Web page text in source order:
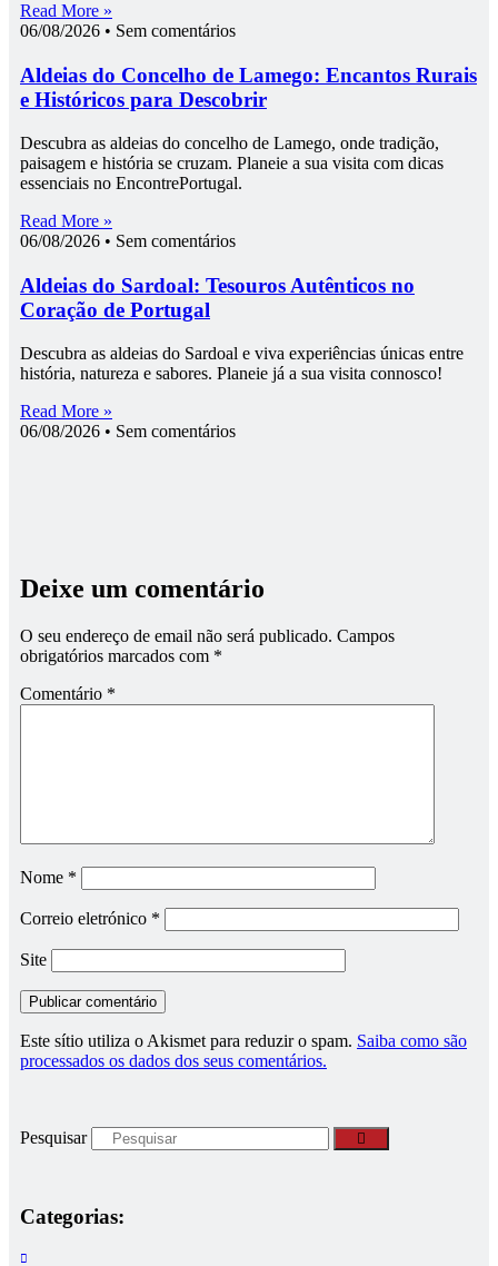
Read More »
06/08/2026
Sem comentários
Aldeias do Concelho de Lamego: Encantos Rurais
e Históricos para Descobrir
Descubra as aldeias do concelho de Lamego, onde tradição,
paisagem e história se cruzam. Planeie a sua visita com dicas
essenciais no EncontrePortugal.
Read More »
06/08/2026
Sem comentários
Aldeias do Sardoal: Tesouros Autênticos no
Coração de Portugal
Descubra as aldeias do Sardoal e viva experiências únicas entre
história, natureza e sabores. Planeie já a sua visita connosco!
Read More »
06/08/2026
Sem comentários
Deixe um comentário
O seu endereço de email não será publicado. Campos
obrigatórios marcados com *
Comentário *
Nome *
Correio eletrónico *
Site
Este sítio utiliza o Akismet para reduzir o spam. Saiba como são
processados os dados dos seus comentários.
Pesquisar
Categorias: